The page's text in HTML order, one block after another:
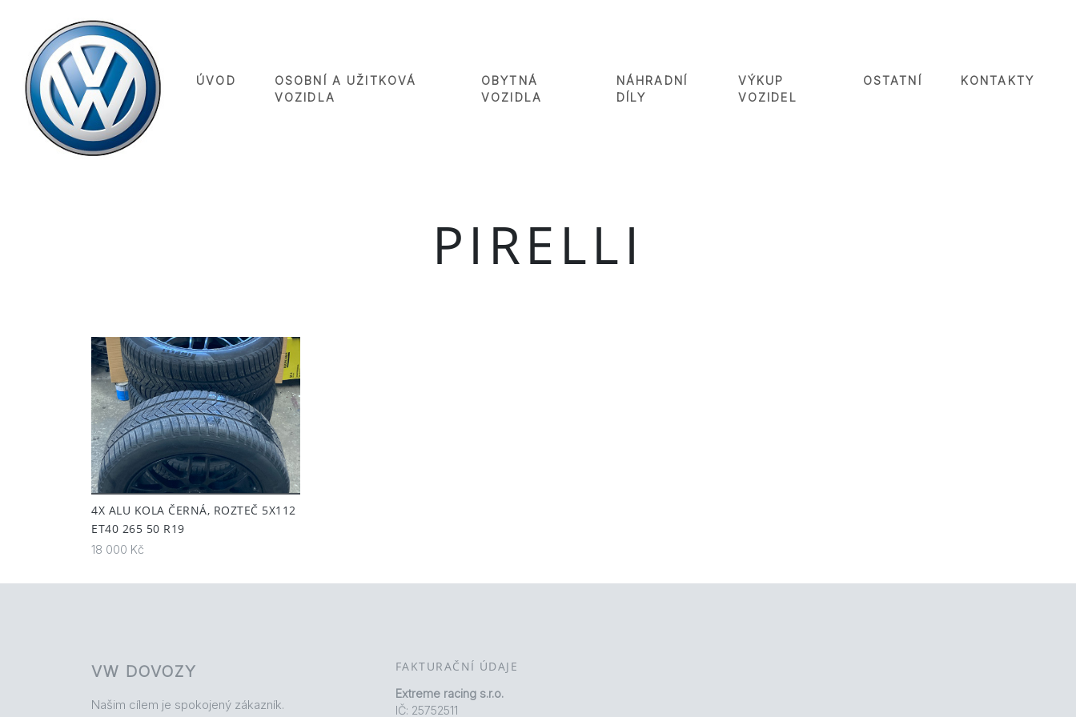
ÚVOD
OSOBNÍ A UŽITKOVÁ
VOZIDLA
OBYTNÁ
VOZIDLA
NÁHRADNÍ
DÍLY
VÝKUP
VOZIDEL
OSTATNÍ KONTAKTY
PIRELLI
4X ALU KOLA ČERNÁ, ROZTEČ 5X112
ET40 265 50 R19
18 000 Kč
VW DOVOZY
Našim cílem je spokojený zákazník.
FAKTURAČNÍ ÚDAJE
Extreme racing s.r.o.
IČ: 25752511